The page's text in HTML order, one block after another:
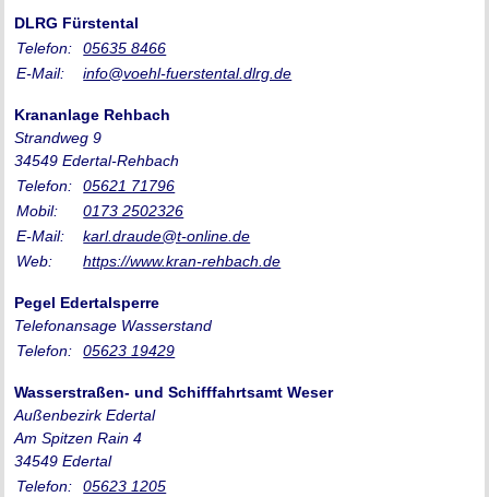
DLRG Fürstental
Telefon:
05635 8466
E-Mail:
info@voehl-fuerstental.dlrg.de
Krananlage Rehbach
Strandweg 9
34549 Edertal-Rehbach
Telefon:
05621 71796
Mobil:
0173 2502326
E-Mail:
karl.draude@t-online.de
Web:
https://www.kran-rehbach.de
Pegel Edertalsperre
Telefonansage Wasserstand
Telefon:
05623 19429
Wasserstraßen- und Schifffahrtsamt Weser
Außenbezirk Edertal
Am Spitzen Rain 4
34549 Edertal
Telefon:
05623 1205